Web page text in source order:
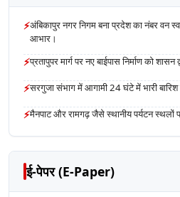
⚡अंबिकापुर नगर निगम बना प्रदेश का नंबर वन
आभार।
⚡प्रतापुपर मार्ग पर नए बाईपास निर्माण को शासन
⚡सरगुजा संभाग में आगामी 24 घंटे में भारी बारिश
⚡मैनपाट और रामगढ़ जैसे स्थानीय पर्यटन स्थलों
ई-पेपर (E-Paper)